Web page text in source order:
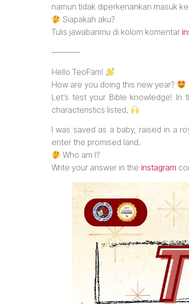
namun tidak diperkenankan masuk
Siapakah aku?
Tulis jawabanmu di kolom komentar
———–
Hello TeoFam!
How are you doing this new year?
Let’s test your Bible knowledge!
characteristics listed.
I was saved as a baby, raised in a
enter the promised land.
Who am I?
Write your answer in the instagram